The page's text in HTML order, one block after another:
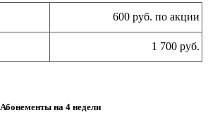
600 руб. по акции
1 700 руб.
Абонементы на 4 недели